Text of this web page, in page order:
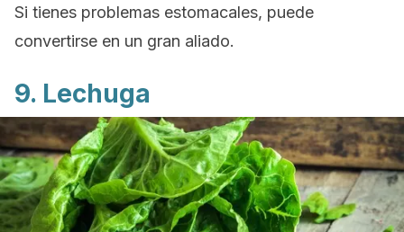
Si tienes problemas estomacales, puede
convertirse en un gran aliado.
9. Lechuga